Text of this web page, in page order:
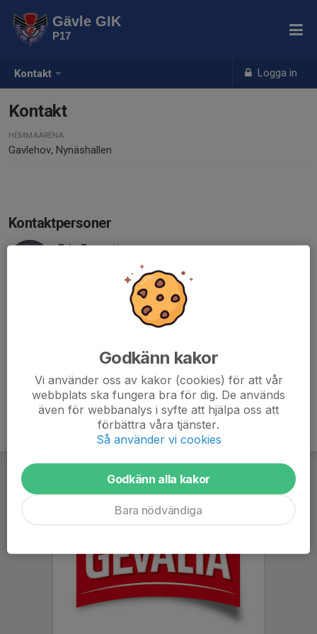
Kontakt Logga in
Gävle GIK
P17
Kontakt
HEMMAARENA
Gavlehov, Nynäshallen
Kontaktpersoner
Eric Pousette
E-post visas bara för inloggade
076-213 83 22Godkänn kakor
Vi använder oss av kakor (cookies) för att vår
webbplats ska fungera bra för dig. De används
även för webbanalys i syfte att hjälpa oss att
förbättra våra tjänster.
Så använder vi cookies
Godkänn alla kakor
Bara nödvändiga